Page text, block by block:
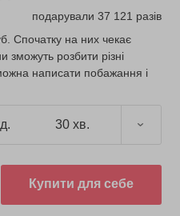
подарували 37 121 разів
Спочатку на них чекає
зможуть розбити різні
написати побажання і
30 хв.
Купити для себе